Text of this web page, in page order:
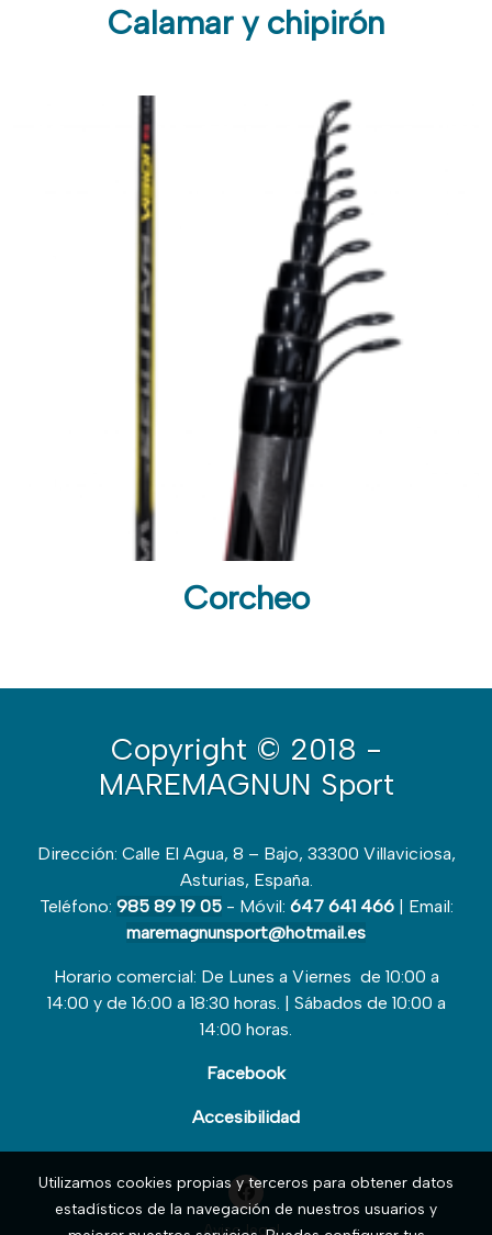
Calamar y chipirón
Corcheo
Copyright © 2018 -
MAREMAGNUN Sport
Dirección: Calle El Agua, 8 – Bajo, 33300 Villaviciosa,
Asturias, España.
Teléfono: 985 89 19 05- Móvil: 647 641 466| Email:
maremagnunsport@hotmail.es
Horario comercial: De Lunes a Viernes de 10:00 a
14:00 y de 16:00 a 18:30 horas. | Sábados de 10:00 a
14:00 horas.
Facebook
Accesibilidad
Aviso legal
Utilizamos cookies propias y terceros para obtener datos
estadísticos de la navegación de nuestros usuarios y